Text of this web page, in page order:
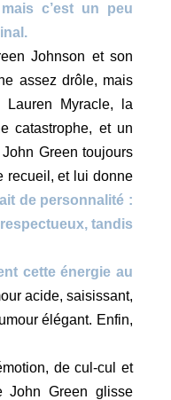
c’est un peu
Johnson et son
assez drôle, mais
Myracle, la
catastrophe, et un
Green toujours
recueil, et lui donne
de personnalité :
tandis
cette énergie au
acide, saisissant,
élégant. Enfin,
de cul-cul et
John Green glisse